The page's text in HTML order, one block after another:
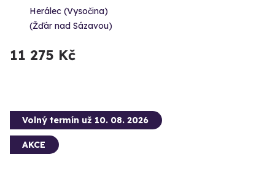
Herálec (Vysočina)
(Žďár nad Sázavou)
11 275 Kč
Volný termín už 10. 08. 2026
AKCE